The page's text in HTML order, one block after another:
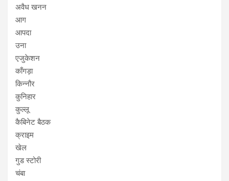
अवैध खनन
आग
आपदा
उना
एजुकेशन
काँगड़ा
किन्नौर
कुनिहार
कुल्लू
कैबिनेट बैठक
क्राइम
खेल
गुड स्टोरी
चंबा